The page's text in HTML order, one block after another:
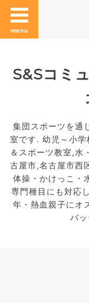
menu
S&Sコミ
集団スポーツを通
室です. 幼児～小
＆スポーツ教室,水
古屋市,名古屋市西
体操・かけっこ・
専門種目にも対応
年・熱血親子にオ
バ